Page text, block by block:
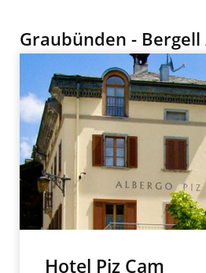
Graubünden -
Hotel Piz Cam